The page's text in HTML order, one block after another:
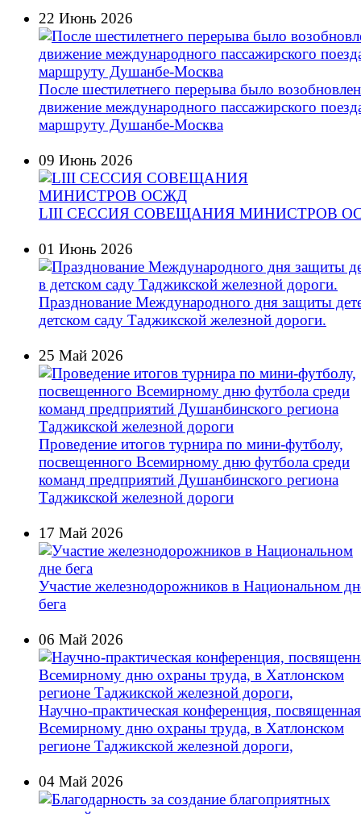
22 Июнь 2026
После шестилетнего перерыва было
движение международного пассажирского
маршруту Душанбе-Москва
09 Июнь 2026
LIII СЕССИЯ СОВЕЩАНИЯ МИНИСТРОВ
01 Июнь 2026
Празднование Международного дня защиты
детском саду Таджикской железной дороги.
25 Май 2026
Проведение итогов турнира по мини-футболу,
посвещенного Всемирному дню футбола среди
команд предприятий Душанбинского региона
Таджикской железной дороги
17 Май 2026
Участие железнодорожников в Национальном
бега
06 Май 2026
Научно-практическая конференция, посвященная
Всемирному дню охраны труда, в Хатлонском
регионе Таджикской железной дороги,
04 Май 2026